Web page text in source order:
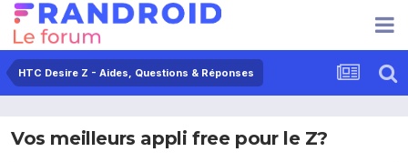
HTC Desire Z - Aides, Questions & Réponses
Vos meilleurs appli free pour le Z?